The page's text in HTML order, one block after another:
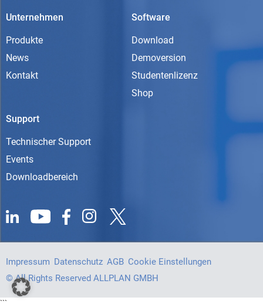
Unternehmen
Produkte
News
Kontakt
Software
Download
Demoversion
Studentenlizenz
Shop
Support
Technischer Support
Events
Downloadbereich
Impressum Datenschutz AGB Cookie Einstellungen
© All Rights Reserved ALLPLAN GMBH